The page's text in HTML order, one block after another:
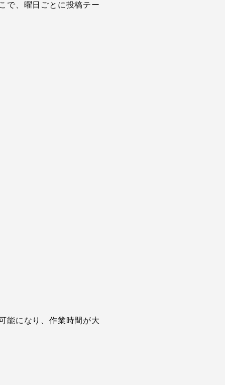
で、曜日ごとに投稿テー
能になり、作業時間が大